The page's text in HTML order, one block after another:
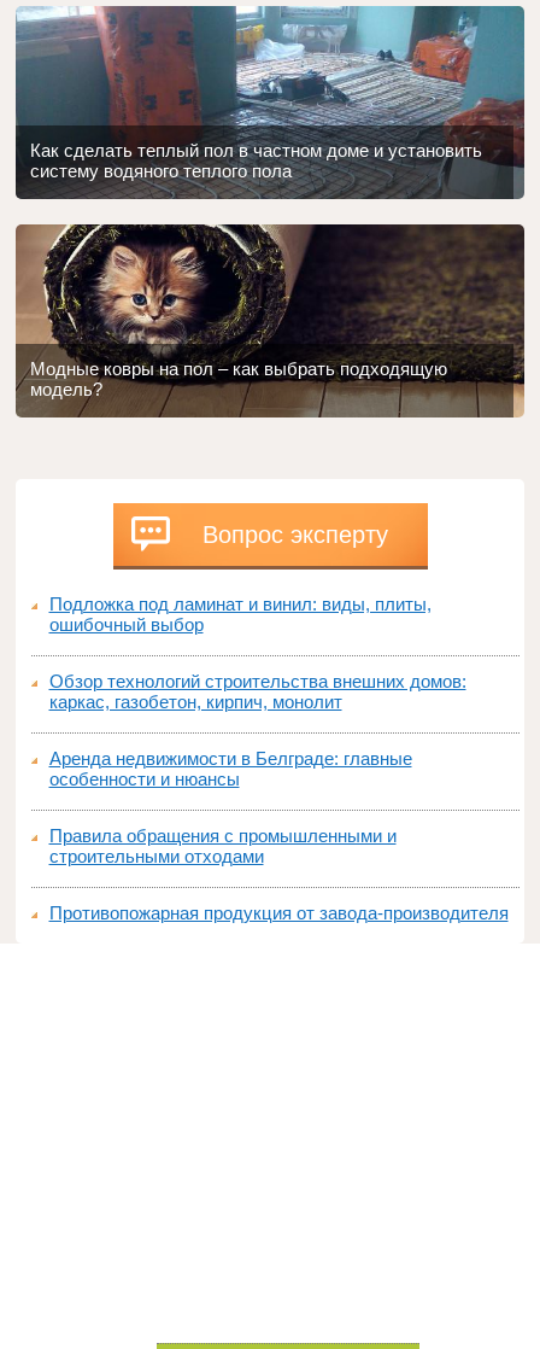
Как сделать теплый пол в частном доме и установить
систему водяного теплого пола
Модные ковры на пол – как выбрать подходящую
модель?
Вопрос эксперту
Подложка под ламинат и винил: виды, плиты,
ошибочный выбор
Обзор технологий строительства внешних домов:
каркас, газобетон, кирпич, монолит
Аренда недвижимости в Белграде: главные
особенности и нюансы
Правила обращения с промышленными и
строительными отходами
Противопожарная продукция от завода-производителя